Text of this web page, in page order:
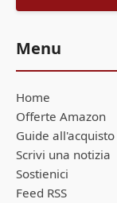
Menu
Home
Offerte Amazon
Guide all'acquisto
Scrivi una notizia
Sostienici
Feed RSS